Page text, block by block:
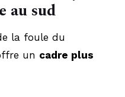
au sud
la foule du
un cadre plus